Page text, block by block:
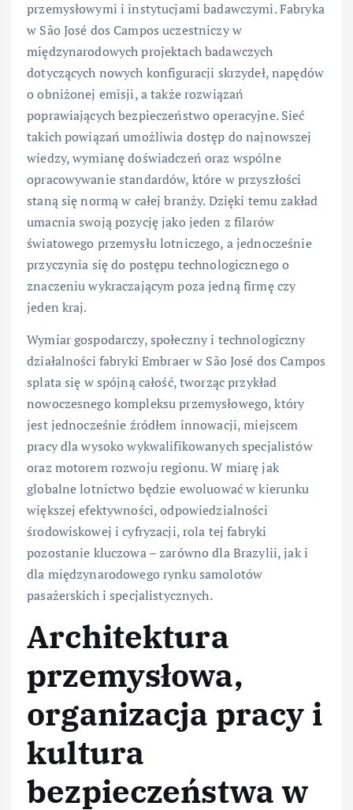
przemysłowymi i instytucjami badawczymi. Fabryka
w São José dos Campos uczestniczy w
międzynarodowych projektach badawczych
dotyczących nowych konfiguracji skrzydeł, napędów
o obniżonej emisji, a także rozwiązań
poprawiających bezpieczeństwo operacyjne. Sieć
takich powiązań umożliwia dostęp do najnowszej
wiedzy, wymianę doświadczeń oraz wspólne
opracowywanie standardów, które w przyszłości
staną się normą w całej branży. Dzięki temu zakład
umacnia swoją pozycję jako jeden z filarów
światowego przemysłu lotniczego, a jednocześnie
przyczynia się do postępu technologicznego o
znaczeniu wykraczającym poza jedną firmę czy
jeden kraj.
Wymiar gospodarczy, społeczny i technologiczny
działalności fabryki Embraer w São José dos Campos
splata się w spójną całość, tworząc przykład
nowoczesnego kompleksu przemysłowego, który
jest jednocześnie źródłem innowacji, miejscem
pracy dla wysoko wykwalifikowanych specjalistów
oraz motorem rozwoju regionu. W miarę jak
globalne lotnictwo będzie ewoluować w kierunku
większej efektywności, odpowiedzialności
środowiskowej i cyfryzacji, rola tej fabryki
pozostanie kluczowa – zarówno dla Brazylii, jak i
dla międzynarodowego rynku samolotów
pasażerskich i specjalistycznych.
Architektura
przemysłowa,
organizacja pracy i
kultura
bezpieczeństwa w